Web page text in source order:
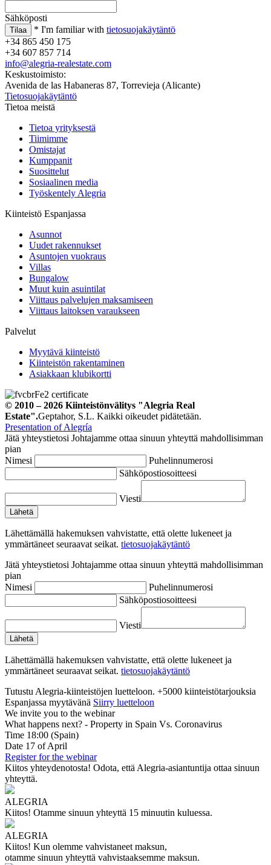
Sähköposti
* I'm familiar with tietosuojakäytäntö
+34 865 450 175
+34 607 857 714
info@alegria-realestate.com
Keskustoimisto:
Avenida de las Habaneras 87, Torrevieja (Alicante)
Tietosuojakäytäntö
Tietoa meistä
Tietoa yrityksestä
Tiimimme
Omistajat
Kumppanit
Suosittelut
Sosiaalinen media
Työskentely Alegria
Kiinteistö Espanjassa
Asunnot
Uudet rakennukset
Asuntojen vuokraus
Villas
Bungalow
Muut kuin asuintilat
Viittaus palvelujen maksamiseen
Viittaus laitoksen varaukseen
Palvelut
Myytävä kiinteistö
Kiinteistön rakentaminen
Asiakkaan klubikortti
© 2010 – 2026 Kiinteistönvälitys "Alegria Real
Estate".Geptahor, S.L. Kaikki oikeudet pidätetään.
Presentation of Alegría
Jätä yhteystietosi Johtajamme ottaa sinuun yhteyttä mahdollisimman
pian
Nimesi
Puhelinnumerosi
Sähköpostiosoitteesi
Viesti
Lähettämällä hakemuksen vahvistatte, että olette lukeneet ja
ymmärtäneet seuraavat seikat. tietosuojakäytäntö
Jätä yhteystietosi Johtajamme ottaa sinuun yhteyttä mahdollisimman
pian
Nimesi
Puhelinnumerosi
Sähköpostiosoitteesi
Viesti
Lähettämällä hakemuksen vahvistatte, että olette lukeneet ja
ymmärtäneet seuraavat seikat. tietosuojakäytäntö
Tutustu Alegria-kiinteistöjen luetteloon. +5000 kiinteistötarjouksia
Espanjassa myytävänä Siirry luetteloon
We invite you to the webinar
What happens next? - Property in Spain Vs. Coronavirus
Time 18:00 (Spain)
Date 17 of April
Register for the webinar
Kiitos yhteydenotosta! Odota, että Alegria-asiantuntija ottaa sinuun
yhteyttä.
ALEGRIA
Kiitos! Otamme sinuun yhteyttä 15 minuutin kuluessa.
ALEGRIA
Kiitos! Kun olemme vahvistaneet maksun,
otamme sinuun yhteyttä vahvistaaksemme maksun.